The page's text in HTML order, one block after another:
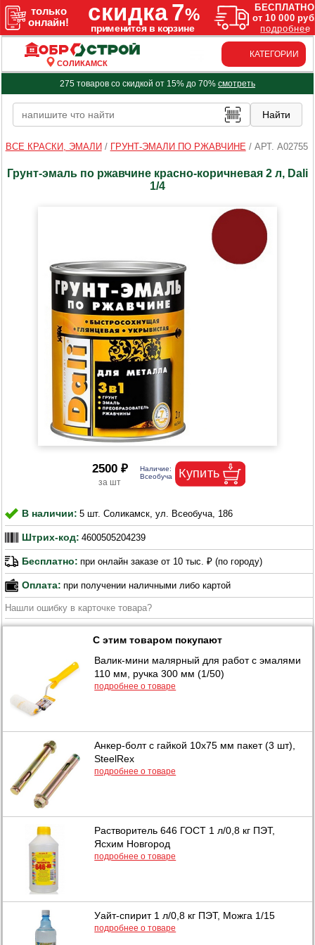
СОЛИКАМСК
КАТЕГОРИИ
275 товаров со скидкой от 15% до 70% смотреть
ВСЕ КРАСКИ, ЭМАЛИ / ГРУНТ-ЭМАЛИ ПО РЖАВЧИНЕ / АРТ. A02755
Грунт-эмаль по ржавчине красно-коричневая 2 л, Dali
1/4
2500 ₽
В наличии: 5 шт. Соликамск, ул. Всеобуча, 186
Штрих-код: 4600505204239
Бесплатно: при онлайн заказе от 10 тыс. ₽ (по городу)
Оплата: при получении наличными либо картой
Нашли ошибку в карточке товара?
С этим товаром покупают
Валик-мини малярный для работ с эмалями
110 мм, ручка 300 мм (1/50)
подробнее о товаре
Анкер-болт с гайкой 10х75 мм пакет (3 шт),
SteelRex
подробнее о товаре
Растворитель 646 ГОСТ 1 л/0,8 кг ПЭТ,
Ясхим Новгород
подробнее о товаре
Уайт-спирит 1 л/0,8 кг ПЭТ, Можга 1/15
подробнее о товаре